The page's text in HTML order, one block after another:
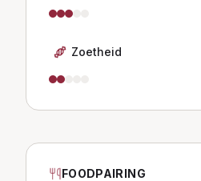
Zoetheid
FOODPAIRING